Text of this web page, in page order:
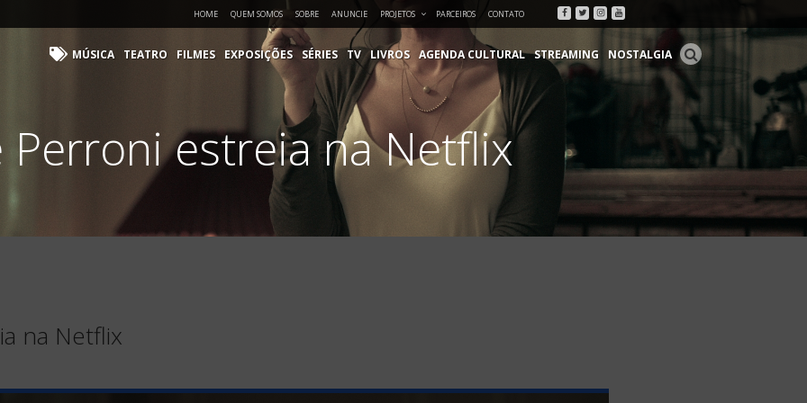
HOME QUEM SOMOS SOBRE ANUNCIE PROJETOS PARCEIROS CONTATO Facebook
Twitter
Instagram
Youtube
MÚSICA TEATRO FILMES EXPOSIÇÕES SÉRIES TV LIVROS AGENDA CULTURAL STREAMING NOSTALGIA
Perroni estreia na Netflix
na Netflix